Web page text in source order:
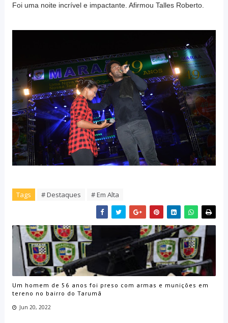
Foi uma noite incrível e impactante. Afirmou Talles Roberto.
Tags # Destaques # Em Alta
Um homem de 56 anos foi preso com armas e munições em
tereno no bairro do Tarumã
Jun 20, 2022